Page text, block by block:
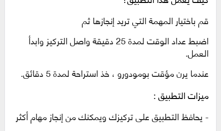
قم باختيار المهمة التي تريد إنجازها ثم
اضبط عداد الوقت لمدة 25 دقيقة واصل التركيز وابدأ
العمل.
عندما يرن مؤقت بومودورو ، خذ استراحة لمدة 5 دقائق.
ميزات التطبيق :
- يحافظ التطبيق على تركيزك ويمكنك من إنجاز مهام أكثر